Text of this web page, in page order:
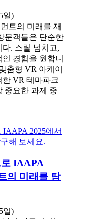
일)
트의 미래를 재
문객들은 단순한
. 스릴 넘치고,
경험을 원합니
춤형 VR 아케이
VR 테마파크
중요한 과제 중
IAAPA
의 미래를 탐
일)